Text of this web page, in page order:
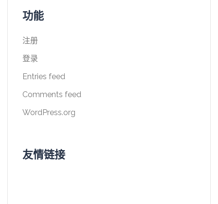
功能
注册
登录
Entries feed
Comments feed
WordPress.org
友情链接